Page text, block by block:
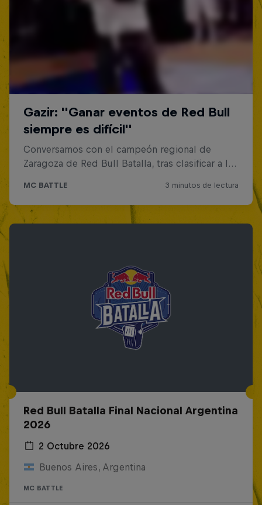
Red Bull Batalla Final Nacional Argentina
2026
2 Octubre 2026
Buenos Aires, Argentina
MC BATTLE